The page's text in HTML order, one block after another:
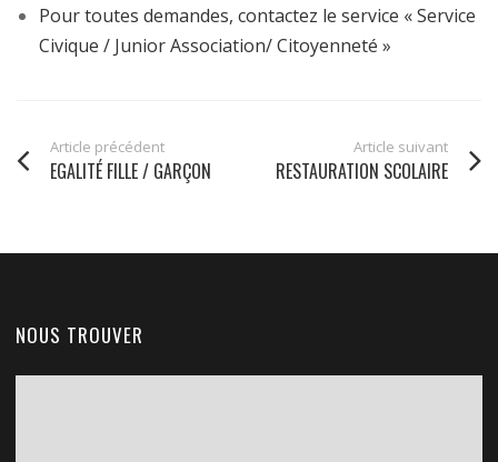
Pour toutes demandes, contactez le service « Service
Civique / Junior Association/ Citoyenneté »
Article précédent
EGALITÉ FILLE / GARÇON
Article suivant
RESTAURATION SCOLAIRE
NOUS TROUVER